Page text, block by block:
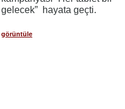
gelecek” hayata geçti.
görüntüle